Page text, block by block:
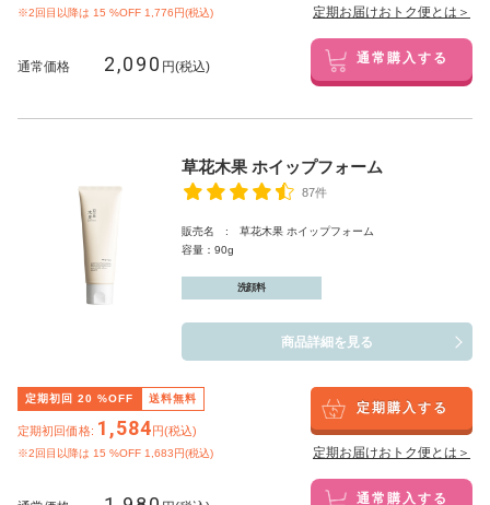
※2回目以降は 15 %OFF 1,776円(税込) 定期お届けおトク便とは＞
通常価格 2,090 円(税込) 通常購入する
草花木果 ホイップフォーム
87件
販売名 : 草花木果 ホイップフォーム
容量：90g
洗顔料
商品詳細を見る
定期初回 20 %OFF 送料無料
定期初回価格: 1,584円(税込)
※2回目以降は 15 %OFF 1,683円(税込)
定期購入する
定期お届けおトク便とは＞
通常購入する